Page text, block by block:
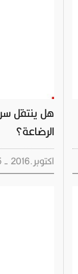
هل ينتقل
الرضاعة؟
25 اكتوبر.2016 - 20:35